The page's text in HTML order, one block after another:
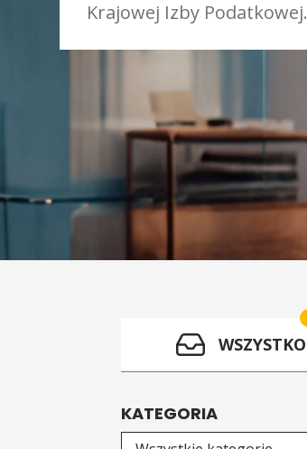
Krajowej Izby Podatkowej.
WSZYSTKO
KATEGORIA
Wybierz kategorię